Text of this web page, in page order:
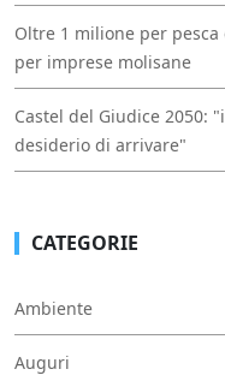
Oltre 1 milione per
per imprese molisane
Castel del Giudice 2050:
desiderio di arrivare"
CATEGORIE
Ambiente
Auguri